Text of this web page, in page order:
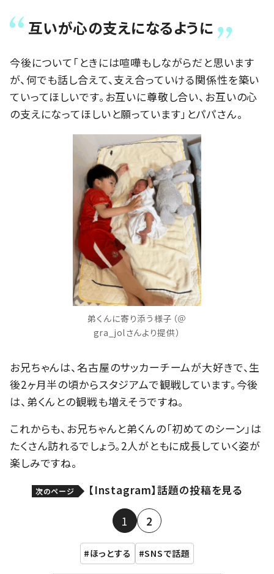
互いが心の支えになるように
今後について「ときには喧嘩もしながらだと思います
が、何でも話し合えて、支え合っていける関係性を築い
ていってほしいです。お互いに尊敬し合い、お互いの心
の支えになってほしいと願っています」とパパさん。
弟くんに寄り添う様子（＠
gra_jolさんより提供）
お兄ちゃんは、名古屋のサッカーチームが大好きで、生
後2ヶ月半の頃からスタジアムで観戦しています。今後
は、弟くんとの観戦も増えそうですね。
これからも、お兄ちゃんと弟くんの「初めてのシーン」は
たくさん訪れるでしょう。2人がともに成長していく姿が
楽しみですね。
次のページ 【Instagram】話題の投稿を見る
1 2
ほっとする SNSで話題